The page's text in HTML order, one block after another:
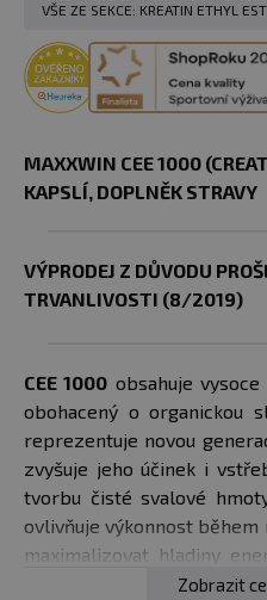
VŠE ZE SEKCE: KREATIN ETHYL
MAXXWIN CEE 1000
KAPSLÍ, DOPLNĚK STRAVY
VÝPRODEJ Z DŮVODU
TRVANLIVOSTI (8/2019)
CEE 1000 obsahuje
obohacený o organickou
reprezentuje novou
zvyšuje jeho účinek i
tvorbu čisté svalové
ovlivňuje výkonnost během
maximalizovat hladiny
Ideální pro rychlostněZobrazit